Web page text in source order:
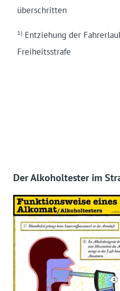
über­schrit­ten
1)Ent­ziehung der
Frei­heits­strafe
Der Alkoholtester im